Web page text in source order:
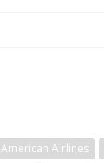
American Airlines